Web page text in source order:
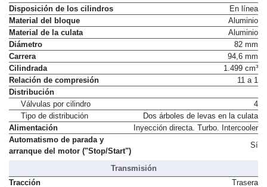
Número de cilindros
3
Disposición de los cilindros
En línea
Material del bloque
Aluminio
Material de la culata
Aluminio
Diámetro
82 mm
Carrera
94,6 mm
Cilindrada
1.499 cm³
Relación de compresión
Distribución
Válvulas por cilindro
4
Tipo de distribución
Dos árboles de levas en la culata
Alimentación
Automatismo de parada y
Transmisión